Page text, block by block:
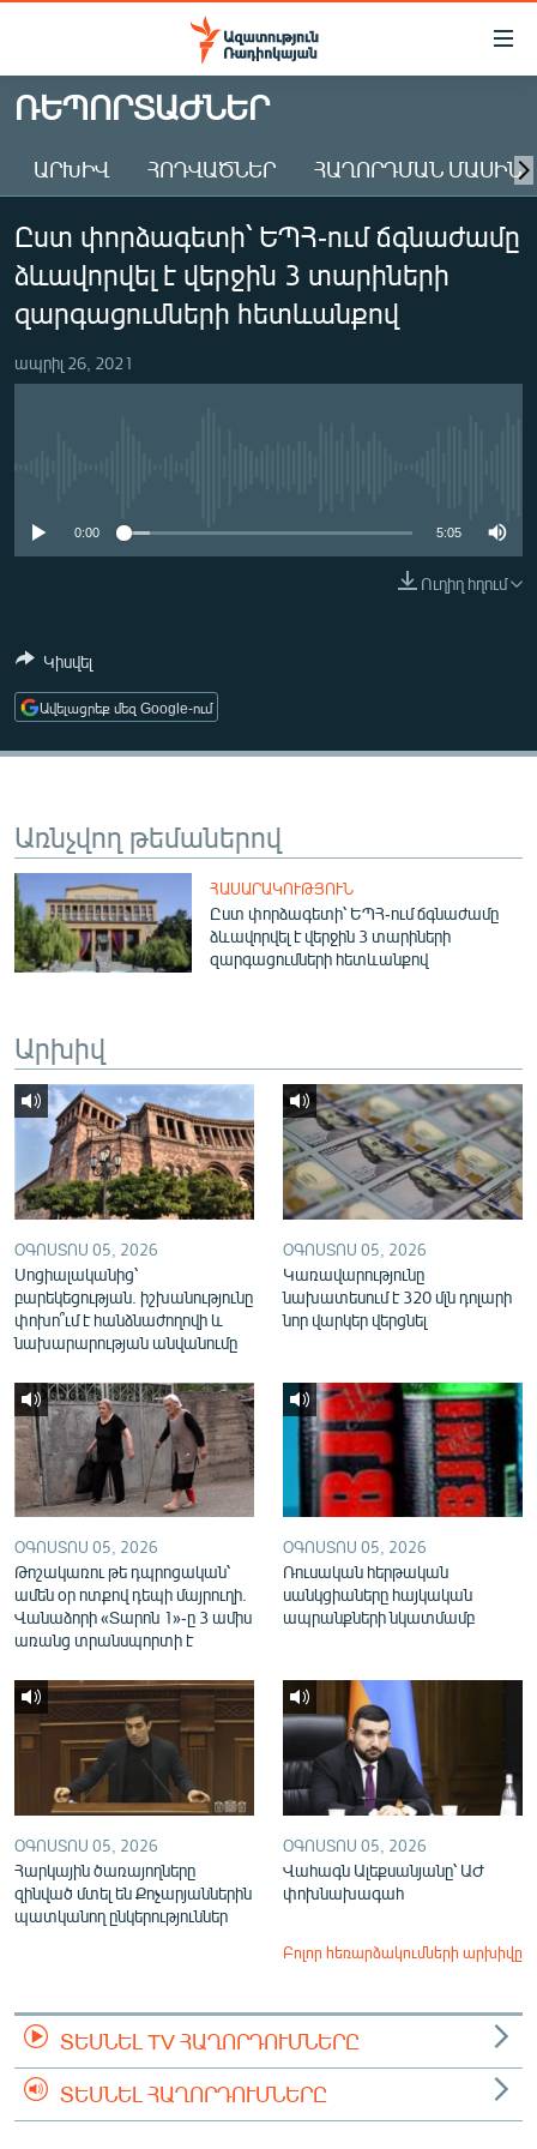
Մատչելիության
Անցնել
հիմնական
Անցնել
հիմնական
մենյուին
Որոնում
ԱԶԱՏՈՒԹՅՈՒՆ TV
ՀԱՅԱՍՏԱՆ
ԸՆՏՐՈՒԹՅՈՒՆՆԵՐ 2026
ԻՐԱՎՈՒՆՔ
ՏՆՏԵՍՈՒԹՅՈՒՆ
ՄԻՋԱԶԳԱՅԻՆ
ՄԵԿՆԱԲԱՆՈՒԹՅՈՒՆ
ՏՏ ԵՒ ԻՆՏԵՐՆԵՏ
ՏԵՍԱՆՅՈՒԹԵՐ
ԲԱՆԱՎԵՃ
ՁԳՏԵԼՈՎ ԼԱՎԱԳՈՒՅՆԻՆ
Հայերեն
English
Русский
ՀԵՏԵՎԵՔ ՄԵԶ
ՌԵՊՈՐՏԱԺՆԵՐ
ԱՐԽԻՎ ՀՈԴՎԱԾՆԵՐ ՀԱՂՈՐԴՄԱՆ ՄԱՍԻՆ
Ըստ փորձագետի՝ ԵՊՀ-ում ճգնաժամը
ձևավորվել է վերջին 3 տարիների
զարգացումների հետևանքով
ապրիլ 26, 2021
0:00 5:05
Ուղիղ հղում
Կիսվել
Ավելացրեք մեզ Google-ում
Առնչվող թեմաներով
ՀԱՍԱՐԱԿՈՒԹՅՈՒՆ
Ըստ փորձագետի՝ ԵՊՀ-ում ճգնաժամը
ձևավորվել է վերջին 3 տարիների
զարգացումների հետևանքով
Արխիվ
ՕԳՈՍՏՈՍ 05, 2026
Սոցիալականից՝
բարեկեցության. իշխանությունը
փոխո՞ւմ է հանձնաժողովի և
նախարարության անվանումը
ՕԳՈՍՏՈՍ 05, 2026
Կառավարությունը
նախատեսում է 320 մլն դոլարի
նոր վարկեր վերցնել
ՕԳՈՍՏՈՍ 05, 2026
Թոշակառու թե դպրոցական՝
ամեն օր ոտքով դեպի մայրուղի.
Վանաձորի «Տարոն 1»-ը 3 ամիս
առանց տրանսպորտի է
ՕԳՈՍՏՈՍ 05, 2026
Ռուսական հերթական
սանկցիաները հայկական
ապրանքների նկատմամբ
ՕԳՈՍՏՈՍ 05, 2026
Հարկային ծառայողները
զինված մտել են Քոչարյաններին
պատկանող ընկերություններ
ՕԳՈՍՏՈՍ 05, 2026
Վահագն Ալեքսանյանը՝ ԱԺ
փոխնախագահ
Բոլոր հեռարձակումների արխիվը
ՏԵՍՆԵԼ TV ՀԱՂՈՐԴՈՒՄՆԵՐԸ
ՏԵՍՆԵԼ ՀԱՂՈՐԴՈՒՄՆԵՐԸ